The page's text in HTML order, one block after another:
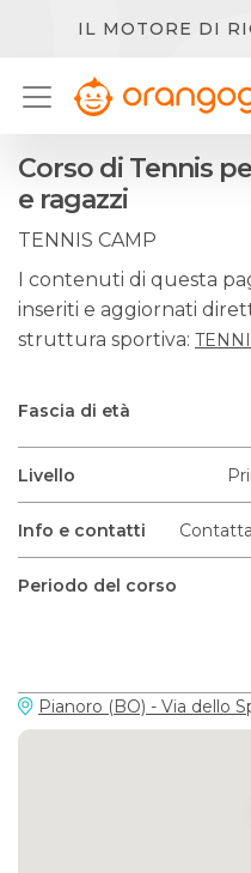
IL MOTORE DI
Corso di Tennis
e ragazzi
TENNIS CAMP
I contenuti di questa
inseriti e aggiornati
struttura sportiva:
Fascia di età
Livello
Info e contatti
Periodo del corso
Pianoro (BO) - Via dello